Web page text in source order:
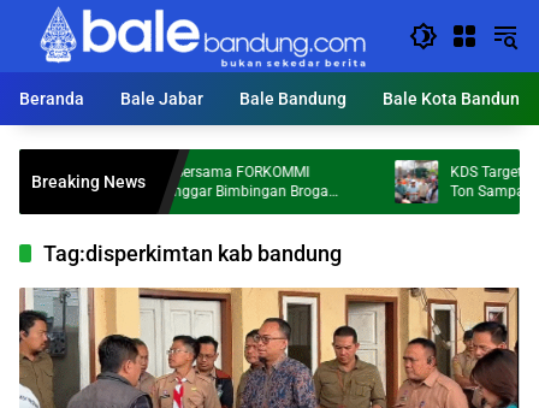
Langsung
konten
Beranda
Bale Jabar Bale Bandung Bale Kota Bandung
Breaking News
Dosen FKS Tel-U Bersama FORKOMMI
Malaysia dan Sanggar Bimbingan Broga
Perkuat Kolaborasi Internasional melalui
KDS Targetkan 172
Ton Sampah per Hari
Tag:disperkimtan kab bandung